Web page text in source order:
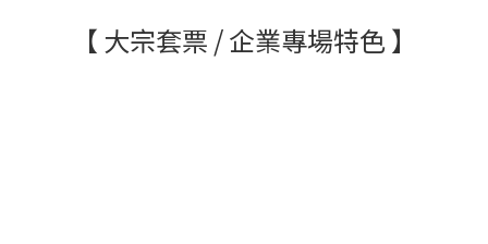
【 大宗套票 / 企業專場特色 】